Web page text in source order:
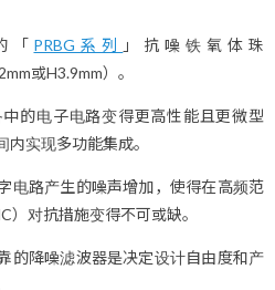
「 PRBG系列
」抗噪铁氧体珠
或H3.9mm）。
的电子电路变得更高性能且更微型
实现多功能集成。
电路产生的噪声增加，使得在高频范
）对抗措施变得不可或缺。
的降噪滤波器是决定设计自由度和产